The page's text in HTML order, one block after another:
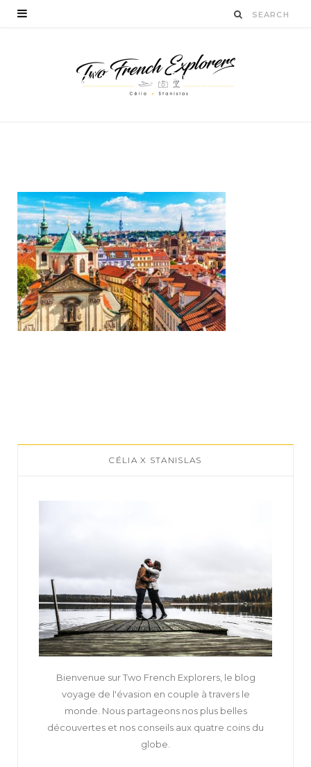
Aerial view of Prague,
Czech Republic
CÉLIA X STANISLAS
Bienvenue sur Two French Explorers, le blog
voyage de l'évasion en couple à travers le
monde. Nous partageons nos plus belles
découvertes et nos conseils aux quatre coins du
globe.